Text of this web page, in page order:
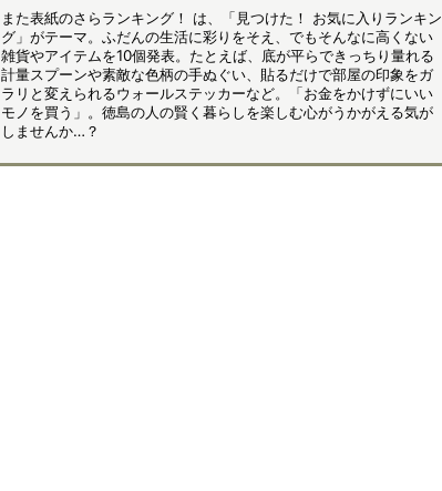
また表紙のさらランキング！ は、「見つけた！ お気に入りランキン
グ」がテーマ。ふだんの生活に彩りをそえ、でもそんなに高くない
雑貨やアイテムを10個発表。たとえば、底が平らできっちり量れる
計量スプーンや素敵な色柄の手ぬぐい、貼るだけで部屋の印象をガ
ラリと変えられるウォールステッカーなど。「お金をかけずにいい
モノを買う」。徳島の人の賢く暮らしを楽しむ心がうかがえる気が
しませんか…？